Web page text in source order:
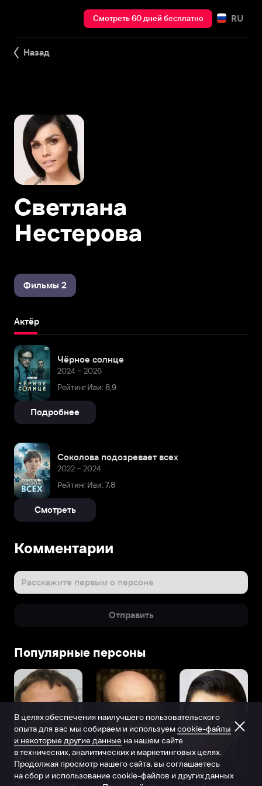
Смотреть 60 дней бесплатно RU
Назад
Светлана
Нестерова
Фильмы 2
Актёр
Чёрное солнце
2024 – 2026
Рейтинг Иви: 8,9
Подробнее
Соколова подозревает всех
2022 – 2024
Рейтинг Иви: 7,8
Смотреть
Комментарии
Расскажите первым о персоне
Отправить
Популярные персоны
В целях обеспечения наилучшего пользовательского
опыта для вас мы собираем и используем cookie-файлы
и некоторые другие данные на нашем сайте
в технических, аналитических и маркетинговых целях.
Продолжая просмотр нашего сайта, вы соглашаетесь
на сбор и использование cookie-файлов и других данных